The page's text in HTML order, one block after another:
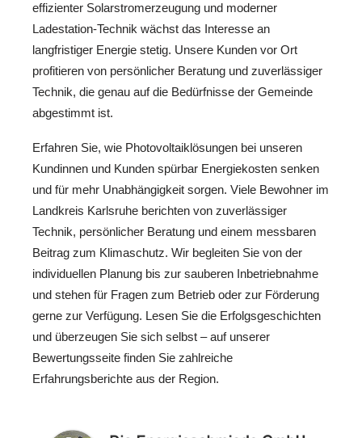
effizienter Solarstromerzeugung und moderner
Ladestation-Technik wächst das Interesse an
langfristiger Energie stetig. Unsere Kunden vor Ort
profitieren von persönlicher Beratung und zuverlässiger
Technik, die genau auf die Bedürfnisse der Gemeinde
abgestimmt ist.
Erfahren Sie, wie Photovoltaiklösungen bei unseren
Kundinnen und Kunden spürbar Energiekosten senken
und für mehr Unabhängigkeit sorgen. Viele Bewohner im
Landkreis Karlsruhe berichten von zuverlässiger
Technik, persönlicher Beratung und einem messbaren
Beitrag zum Klimaschutz. Wir begleiten Sie von der
individuellen Planung bis zur sauberen Inbetriebnahme
und stehen für Fragen zum Betrieb oder zur Förderung
gerne zur Verfügung. Lesen Sie die Erfolgsgeschichten
und überzeugen Sie sich selbst – auf unserer
Bewertungsseite finden Sie zahlreiche
Erfahrungsberichte aus der Region.